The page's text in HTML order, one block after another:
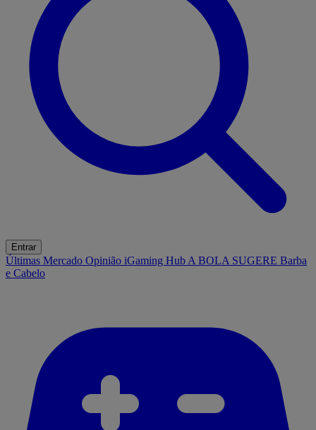
Entrar
Últimas Mercado Opinião iGaming Hub A BOLA SUGERE Barba
e Cabelo